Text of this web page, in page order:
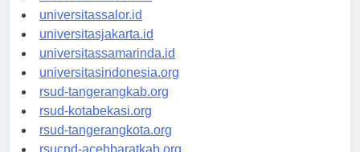
universitaswalesi.id
universitassalor.id
universitasjakarta.id
universitassamarinda.id
universitasindonesia.org
rsud-tangerangkab.org
rsud-kotabekasi.org
rsud-tangerangkota.org